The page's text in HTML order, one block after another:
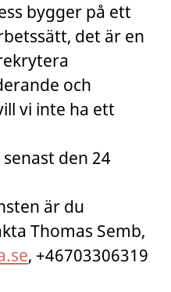
bygger på ett
det är en
och
vi inte ha ett
den 24
är du
Thomas Semb,
, +46703306319